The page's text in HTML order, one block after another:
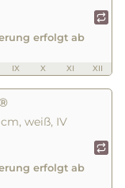
erfolgt ab
IX X XI XII
weiß, IV
erfolgt ab